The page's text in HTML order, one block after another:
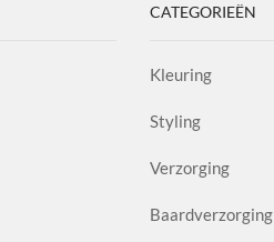
CATEGORIEËN
Kleuring
Styling
Verzorging
Baardverzorging